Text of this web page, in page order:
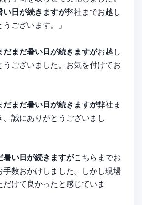
い日が続きますが弊社までお越し
ございます。」
だまだ暑い日が続きますがお越し
うございました。お気を付けてお
だまだ暑い日が続きますが弊社ま
、誠にありがとうございまし
暑い日が続きますがこちらまでお
手数おかけしました。しかし現場
けて良かったと感じていま